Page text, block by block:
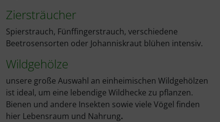
Ziersträucher
Spierstrauch, Fünffingerstrauch, verschiedene
Beetrosensorten oder Johanniskraut blühen intensiv.
Wildgehölze
unsere große Auswahl an einheimischen Wildgehölzen
ist ideal, um eine lebendige Wildhecke zu pflanzen.
Bienen und andere Insekten sowie viele Vögel finden
hier Lebensraum und Nahrung.